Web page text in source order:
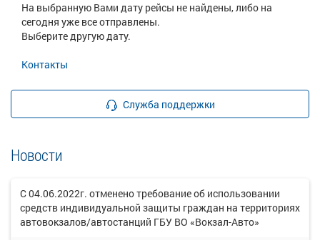
На выбранную Вами дату рейсы не найдены, либо на
сегодня уже все отправлены.
Выберите другую дату.
Контакты
Служба поддержки
Новости
С 04.06.2022г. отменено требование об использовании
средств индивидуальной защиты граждан на территориях
автовокзалов/автостанций ГБУ ВО «Вокзал-Авто»